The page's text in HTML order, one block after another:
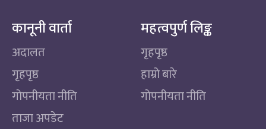
कानूनी वार्ता
अदालत
गृहपृष्ठ
गोपनीयता नीति
ताजा अपडेट
महत्वपुर्ण लिङ्क
गृहपृष्ठ
हाम्रो बारे
गोपनीयता नीति